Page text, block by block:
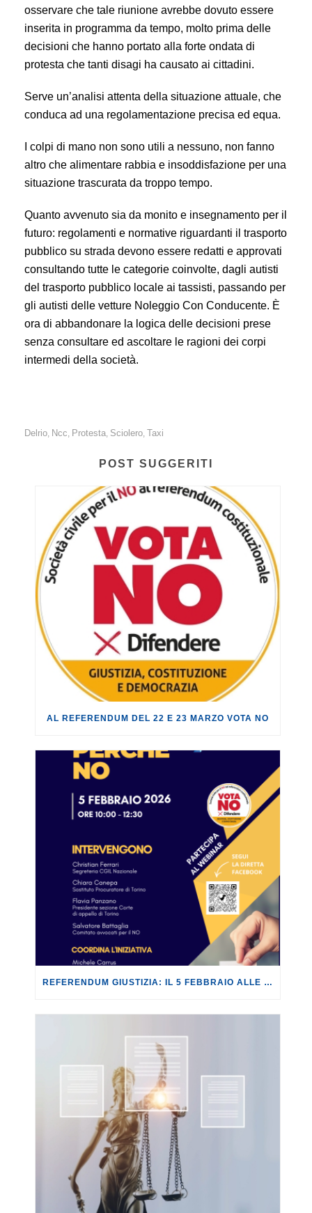
osservare che tale riunione avrebbe dovuto essere
inserita in programma da tempo, molto prima delle
decisioni che hanno portato alla forte ondata di
protesta che tanti disagi ha causato ai cittadini.
Serve un’analisi attenta della situazione attuale, che
conduca ad una regolamentazione precisa ed equa.
I colpi di mano non sono utili a nessuno, non fanno
altro che alimentare rabbia e insoddisfazione per una
situazione trascurata da troppo tempo.
Quanto avvenuto sia da monito e insegnamento per il
futuro: regolamenti e normative riguardanti il trasporto
pubblico su strada devono essere redatti e approvati
consultando tutte le categorie coinvolte, dagli autisti
del trasporto pubblico locale ai tassisti, passando per
gli autisti delle vetture Noleggio Con Conducente. È
ora di abbandonare la logica delle decisioni prese
senza consultare ed ascoltare le ragioni dei corpi
intermedi della società.
Delrio, Ncc, Protesta, Sciolero, Taxi
POST SUGGERITI
AL REFERENDUM DEL 22 E 23 MARZO VOTA NO
REFERENDUM GIUSTIZIA: IL 5 FEBBRAIO ALLE 10:00 PARTECIPA AL WEBINAR PERCHÉ NO.